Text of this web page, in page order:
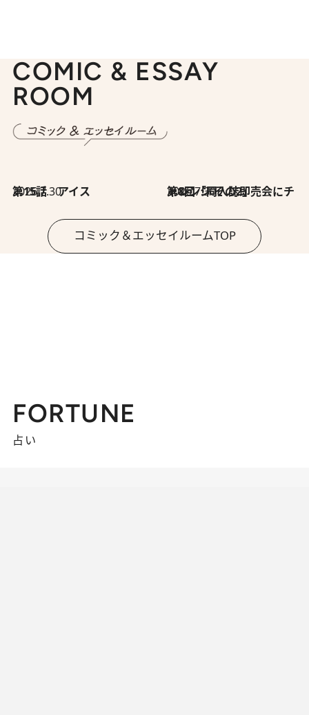
COMIC & ESSAY
ROOM
2026.7.30
第15話 アイス 2026.7.30
第8回「同人誌即売会にチャレンジ その2」
コミック＆エッセイルームTOP
FORTUNE
占い